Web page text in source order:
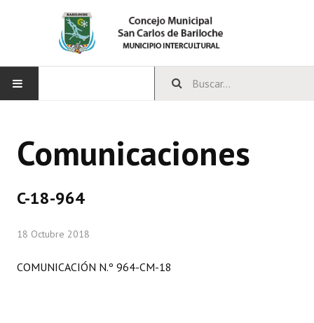
CONCEJO
Comisiones Especiales
Comunicaciones
C-18-964
18 Octubre 2018
COMUNICACIÓN N.º 964-CM-18